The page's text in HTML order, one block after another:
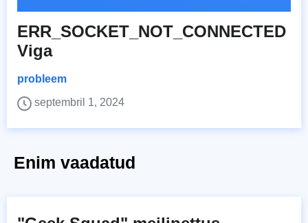
ERR_SOCKET_NOT_CONNECTED
Viga
probleem
septembril 1, 2024
Enim vaadatud